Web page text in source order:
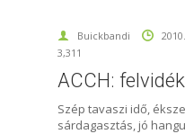
Buickbandi
3,311
ACCH:
Szép tavaszi idő,
sárdagasztás, jó